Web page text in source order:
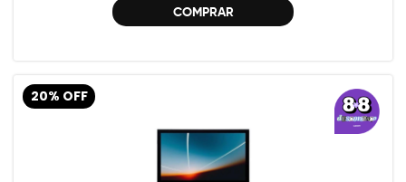
COMPRAR
20% OFF